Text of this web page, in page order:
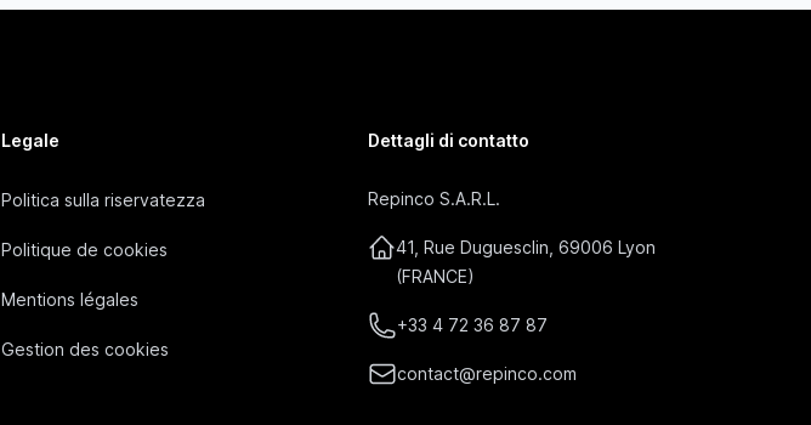
Legale
Politica sulla riservatezza
Politique de cookies
Mentions légales
Gestion des cookies
Dettagli di contatto
Repinco S.A.R.L.
41, Rue Duguesclin, 69006 Lyon
(FRANCE)
+33 4 72 36 87 87
contact@repinco.com